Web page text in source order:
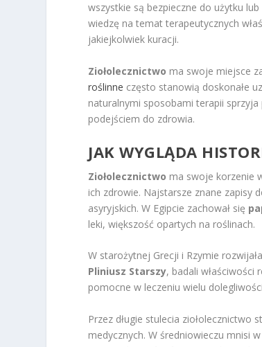
wszystkie są bezpieczne do użytku
wiedzę na temat terapeutycznych
jakiejkolwiek kuracji.
Ziołolecznictwo ma swoje miejsce
roślinne często stanowią doskonałe
naturalnymi sposobami terapii
podejściem do zdrowia.
JAK WYGLĄDA
Ziołolecznictwo ma swoje korzenie
ich zdrowie. Najstarsze znane zapisy
asyryjskich. W Egipcie zachował się
leki, większość opartych na roślinach.
W starożytnej Grecji i Rzymie
Pliniusz Starszy, badali właściwości
pomocne w leczeniu wielu
Przez długie stulecia
medycznych. W średniowieczu mnisi